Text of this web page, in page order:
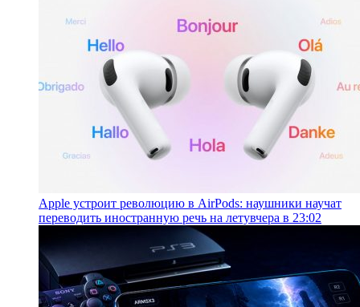
Apple устроит революцию в AirPods: наушники научат
переводить иностранную речь на летувчера в 23:02